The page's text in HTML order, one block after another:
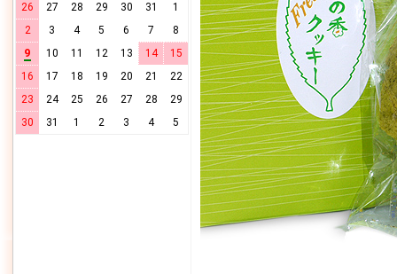
26
27 28 29 30 31
1
2
3 4 5 6 7 8
9 10 11 12 13 14
15
16
17 18 19 20 21
22
23
24 25 26 27 28
29
30
31 1 2 3 4 5